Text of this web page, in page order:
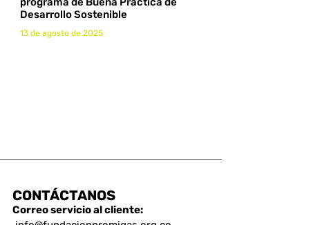
Desarrollo Sostenible
13 de agosto de 2025
CONTÁCTANOS
Correo servicio al cliente: